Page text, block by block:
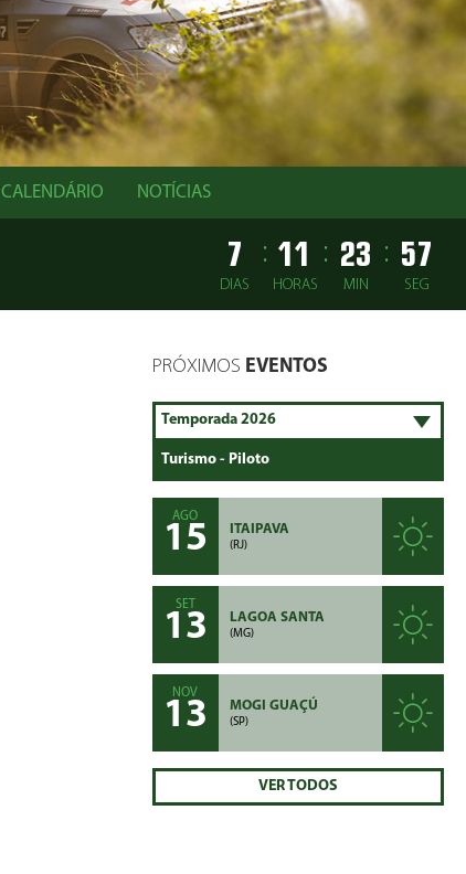
CALENDÁRIO NOTÍCIAS
7
DIAS
: 11
HORAS
: 23
MIN
: 56
SEG
PRÓXIMOS EVENTOS
AGO
15 ITAIPAVA
(RJ)
SET
13 LAGOA SANTA
(MG)
NOV
13 MOGI GUAÇÚ
(SP)
VER TODOS